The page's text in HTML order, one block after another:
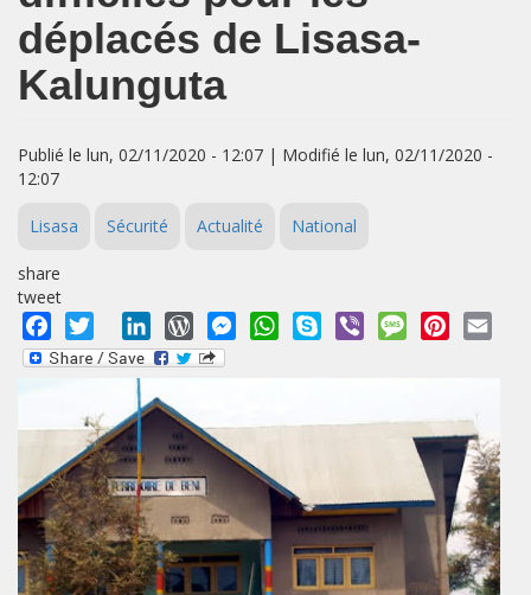
déplacés de Lisasa-
Kalunguta
Publié le lun, 02/11/2020 - 12:07 | Modifié le lun, 02/11/2020 -
12:07
Lisasa Sécurité Actualité National
share
tweet
Facebook
Twitter LinkedInWordPressMessengerWhatsApp
Skype Viber MessagePinterest